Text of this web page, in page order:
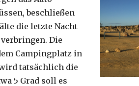
beschließen
die letzte Nacht
Die
Campingplatz in
tatsächlich die
5 Grad soll es